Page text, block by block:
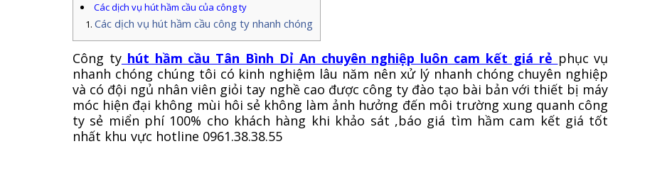
Các dịch vụ hút hầm cầu của công ty
Các dịch vụ hút hầm cầu công ty nhanh chóng
Công tyhút hầm cầu Tân Bình Dỉ An chuyên nghiệp luôn cam kết giá rẻ phục vụ
nhanh chóng chúng tôi có kinh nghiệm lâu năm nên xử lý nhanh chóng chuyên nghiệp
và có đội ngủ nhân viên giỏi tay nghề cao được công ty đào tạo bài bản với thiết bị máy
móc hiện đại không mùi hôi sẻ không làm ảnh hưởng đến môi trường xung quanh công
ty sẻ miển phí 100% cho khách hàng khi khảo sát ,báo giá tìm hầm cam kết giá tốt
nhất khu vực hotline 0961.38.38.55